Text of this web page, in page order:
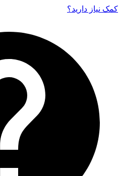
کمک نیاز دارید‌؟